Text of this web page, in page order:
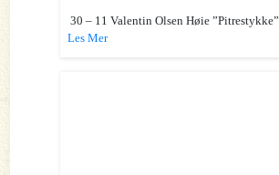
30 – 11 Valentin Olsen Høie ”Pitrestykke”
Les Mer